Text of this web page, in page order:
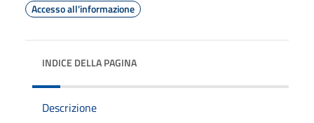
Accesso all'informazione
INDICE DELLA PAGINA
Descrizione